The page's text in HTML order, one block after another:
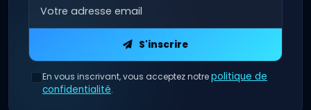
S'inscrire
En vous inscrivant, vous acceptez notrepolitique de
confidentialité.